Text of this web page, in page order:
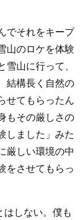
でそれをキープ
山のロケを体験
山に行って、
結構長く自然の
せてもらったん
もその厳しさの
しました」みた
厳しい環境の中
をさせてもらっ
はしない。僕も